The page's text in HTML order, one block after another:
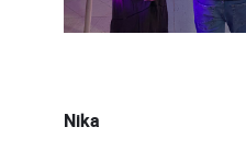
Nika